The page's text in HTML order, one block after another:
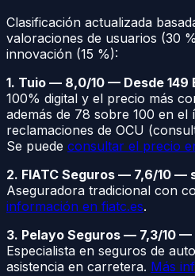
Clasificación actualizada
valoraciones de usuarios (30
innovación (15 %):
1. Tuio — 8,0/10 — Desde 149
100% digital y el precio más
además de 78 sobre 100 en el
reclamaciones de OCU
Se puede consultar el precio
2. FIATC Seguros — 7,6/10 —
Aseguradora tradicional con
información en fiatc.es.
3. Pelayo Seguros — 7,3/10 —
Especialista en seguros de
asistencia en carretera. Más